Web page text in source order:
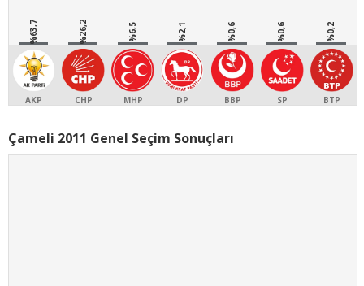
%63,7
AKP
%26,2
CHP
%6,5
MHP
%2,1
DP
%0,6
BBP
%0,6
SP
%0,2
BTP
Çameli 2011 Genel Seçim Sonuçları